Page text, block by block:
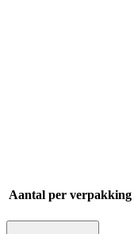
Aantal per verpakking